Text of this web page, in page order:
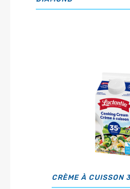
CRÈME À CUISSON